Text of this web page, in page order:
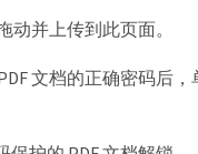
动并上传到此页面。
文档的正确密码后，